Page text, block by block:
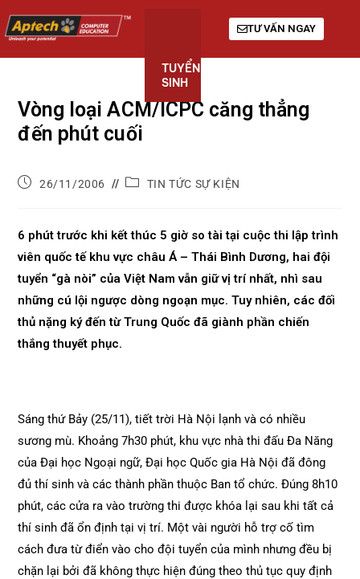
TUYỂN
SINH
TƯ VẤN NGAY
Vòng loại ACM/ICPC căng thẳng
đến phút cuối
26/11/2006 TIN TỨC SỰ KIỆN
6 phút trước khi kết thúc 5 giờ so tài tại cuộc thi lập trình
viên quốc tế khu vực châu Á – Thái Bình Dương, hai đội
tuyển “gà nòi” của Việt Nam vẫn giữ vị trí nhất, nhì sau
những cú lội ngược dòng ngoạn mục. Tuy nhiên, các đối
thủ nặng ký đến từ Trung Quốc đã giành phần chiến
thắng thuyết phục.
Sáng thứ Bảy (25/11), tiết trời Hà Nội lạnh và có nhiều
sương mù. Khoảng 7h30 phút, khu vực nhà thi đấu Đa Năng
của Đại học Ngoại ngữ, Đại học Quốc gia Hà Nội đã đông
đủ thí sinh và các thành phần thuộc Ban tổ chức. Đúng 8h10
phút, các cửa ra vào trường thi được khóa lại sau khi tất cả
thí sinh đã ổn định tại vị trí. Một vài người hỗ trợ cố tìm
cách đưa từ điển vào cho đội tuyển của mình nhưng đều bị
chặn lại bởi đã không thực hiện đúng theo thủ tục quy định